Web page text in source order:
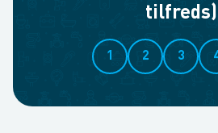
tilfreds)
1 2 3